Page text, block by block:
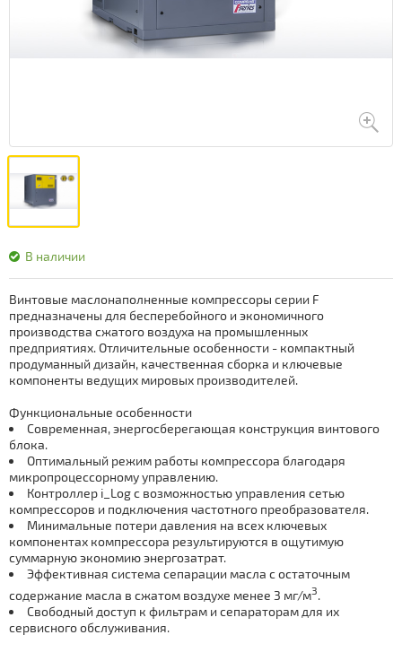
В наличии
Винтовые маслонаполненные компрессоры серии F
предназначены для бесперебойного и экономичного
производства сжатого воздуха на промышленных
предприятиях. Отличительные особенности - компактный
продуманный дизайн, качественная сборка и ключевые
компоненты ведущих мировых производителей.
Функциональные особенности
Современная, энергосберегающая конструкция винтового
блока.
Оптимальный режим работы компрессора благодаря
микропроцессорному управлению.
Контроллер i_Log с возможностью управления сетью
компрессоров и подключения частотного преобразователя.
Минимальные потери давления на всех ключевых
компонентах компрессора результируются в ощутимую
суммарную экономию энергозатрат.
Эффективная система сепарации масла с остаточным
содержание масла в сжатом воздухе менее 3 мг/м3.
Свободный доступ к фильтрам и сепараторам для их
сервисного обслуживания.